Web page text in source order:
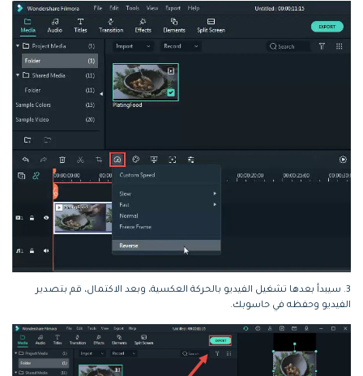
3. سيبدأ بعدها تشغيل الفيديو بالحركة العكسية، وبعد الاكتمال، قم بتصدير
الفيديو وحفظه في حاسوبك.